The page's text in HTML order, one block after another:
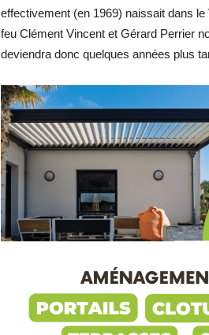
effectivement (en 1969) naissait dans
feu Clément Vincent et Gérard Perrier
deviendra donc quelques années plus